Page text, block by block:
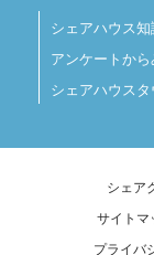
シェアハウス
アンケートか
シェアハウス
シェア
サイトマ
プライバ